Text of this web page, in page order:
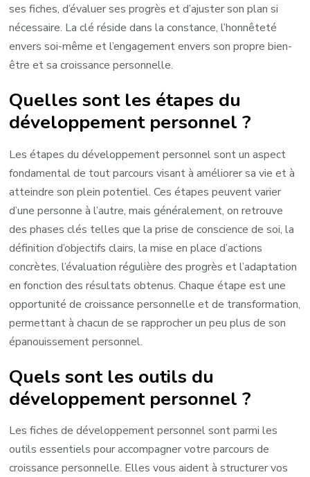
ses fiches, d’évaluer ses progrès et d’ajuster son plan si
nécessaire. La clé réside dans la constance, l’honnêteté
envers soi-même et l’engagement envers son propre bien-
être et sa croissance personnelle.
Quelles sont les étapes du
développement personnel ?
Les étapes du développement personnel sont un aspect
fondamental de tout parcours visant à améliorer sa vie et à
atteindre son plein potentiel. Ces étapes peuvent varier
d’une personne à l’autre, mais généralement, on retrouve
des phases clés telles que la prise de conscience de soi, la
définition d’objectifs clairs, la mise en place d’actions
concrètes, l’évaluation régulière des progrès et l’adaptation
en fonction des résultats obtenus. Chaque étape est une
opportunité de croissance personnelle et de transformation,
permettant à chacun de se rapprocher un peu plus de son
épanouissement personnel.
Quels sont les outils du
développement personnel ?
Les fiches de développement personnel sont parmi les
outils essentiels pour accompagner votre parcours de
croissance personnelle. Elles vous aident à structurer vos